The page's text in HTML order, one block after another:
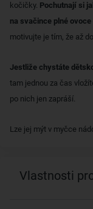
kočičky. Pochutnají si
na svačince plné
motivujte je tím, že až
Jestliže chystáte
tam jednou za čas
po nich jen zapráší.
Lze jej mýt v myčce
Vlastnosti